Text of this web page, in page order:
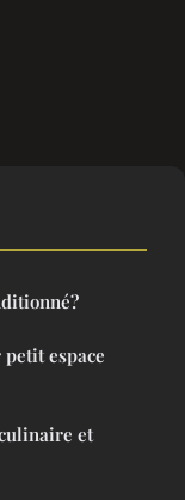
espace
et